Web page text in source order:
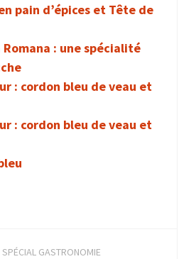
pain d’épices et Tête de
: une spécialité
: cordon bleu de veau et
: cordon bleu de veau et
SPÉCIAL GASTRONOMIE